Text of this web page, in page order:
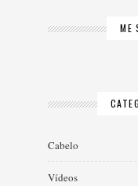
ME
Cabelo
Vídeos